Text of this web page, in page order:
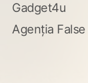
Gadget4u
Agenția False